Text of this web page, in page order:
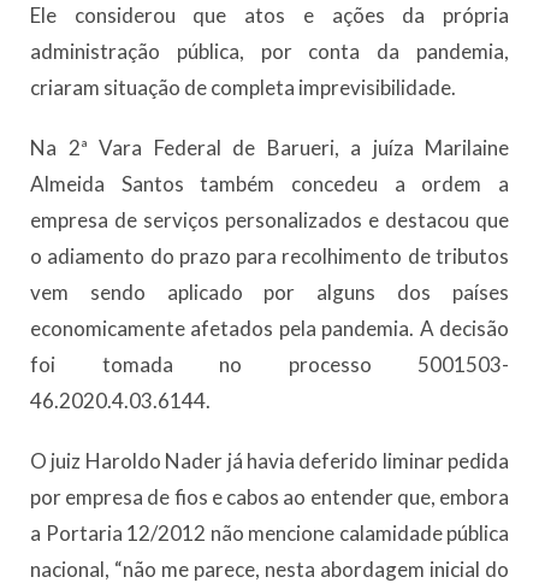
Ele considerou que atos e ações da própria
administração pública, por conta da pandemia,
criaram situação de completa imprevisibilidade.
Na 2ª Vara Federal de Barueri, a juíza Marilaine
Almeida Santos também concedeu a ordem a
empresa de serviços personalizados e destacou que
o adiamento do prazo para recolhimento de tributos
vem sendo aplicado por alguns dos países
economicamente afetados pela pandemia. A decisão
foi tomada no processo 5001503-
46.2020.4.03.6144.
O juiz Haroldo Nader já havia deferido liminar pedida
por empresa de fios e cabos ao entender que, embora
a Portaria 12/2012 não mencione calamidade pública
nacional, “não me parece, nesta abordagem inicial do